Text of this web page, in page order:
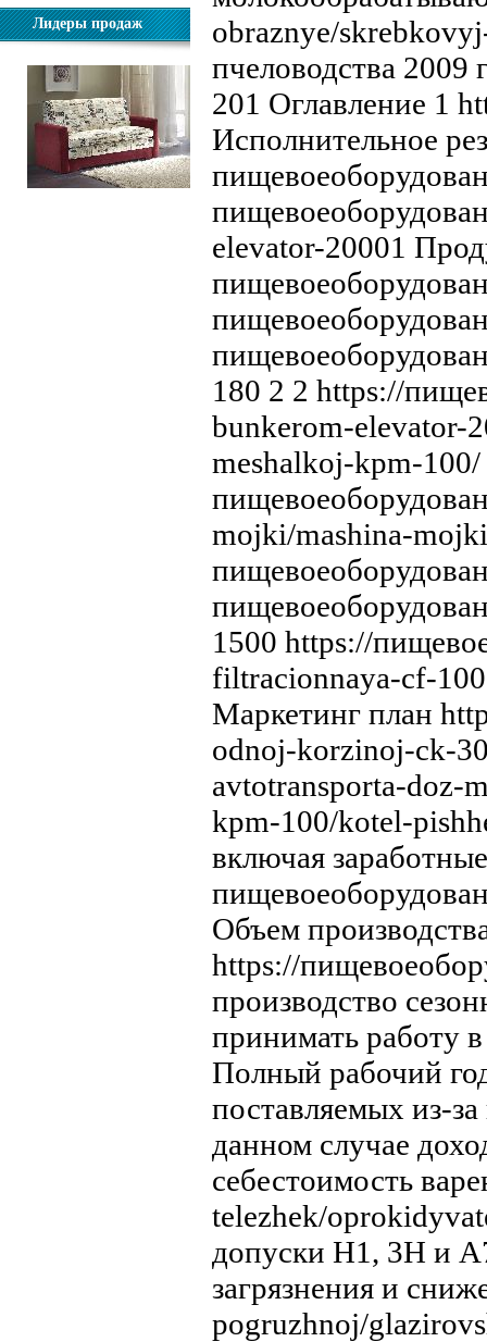
Лидеры продаж
obraznye/
пчеловодства
201 Оглавление 1
Исполнительное
elevator-20001
180 2 2 https://
bunkerom-elevator-
meshalkoj-kpm-
mojki/mashina-
1500 https://
filtracionnaya-cf-
Маркетинг план
odnoj-korzinoj-ck-
avtotransporta-doz-
kpm-100/kotel-
включая
Объем
https://
производство
принимать работу
Полный рабочий
поставляемых из-
данном случае
себестоимость
telezhek/
допуски H1, 3H и
загрязнения и
pogruzhnoj/